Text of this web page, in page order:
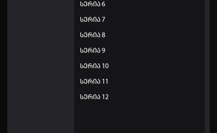
სერია 6
სერია 7
სერია 8
სერია 9
სერია 10
სერია 11
სერია 12